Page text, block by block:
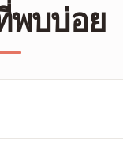
พบบ่อย